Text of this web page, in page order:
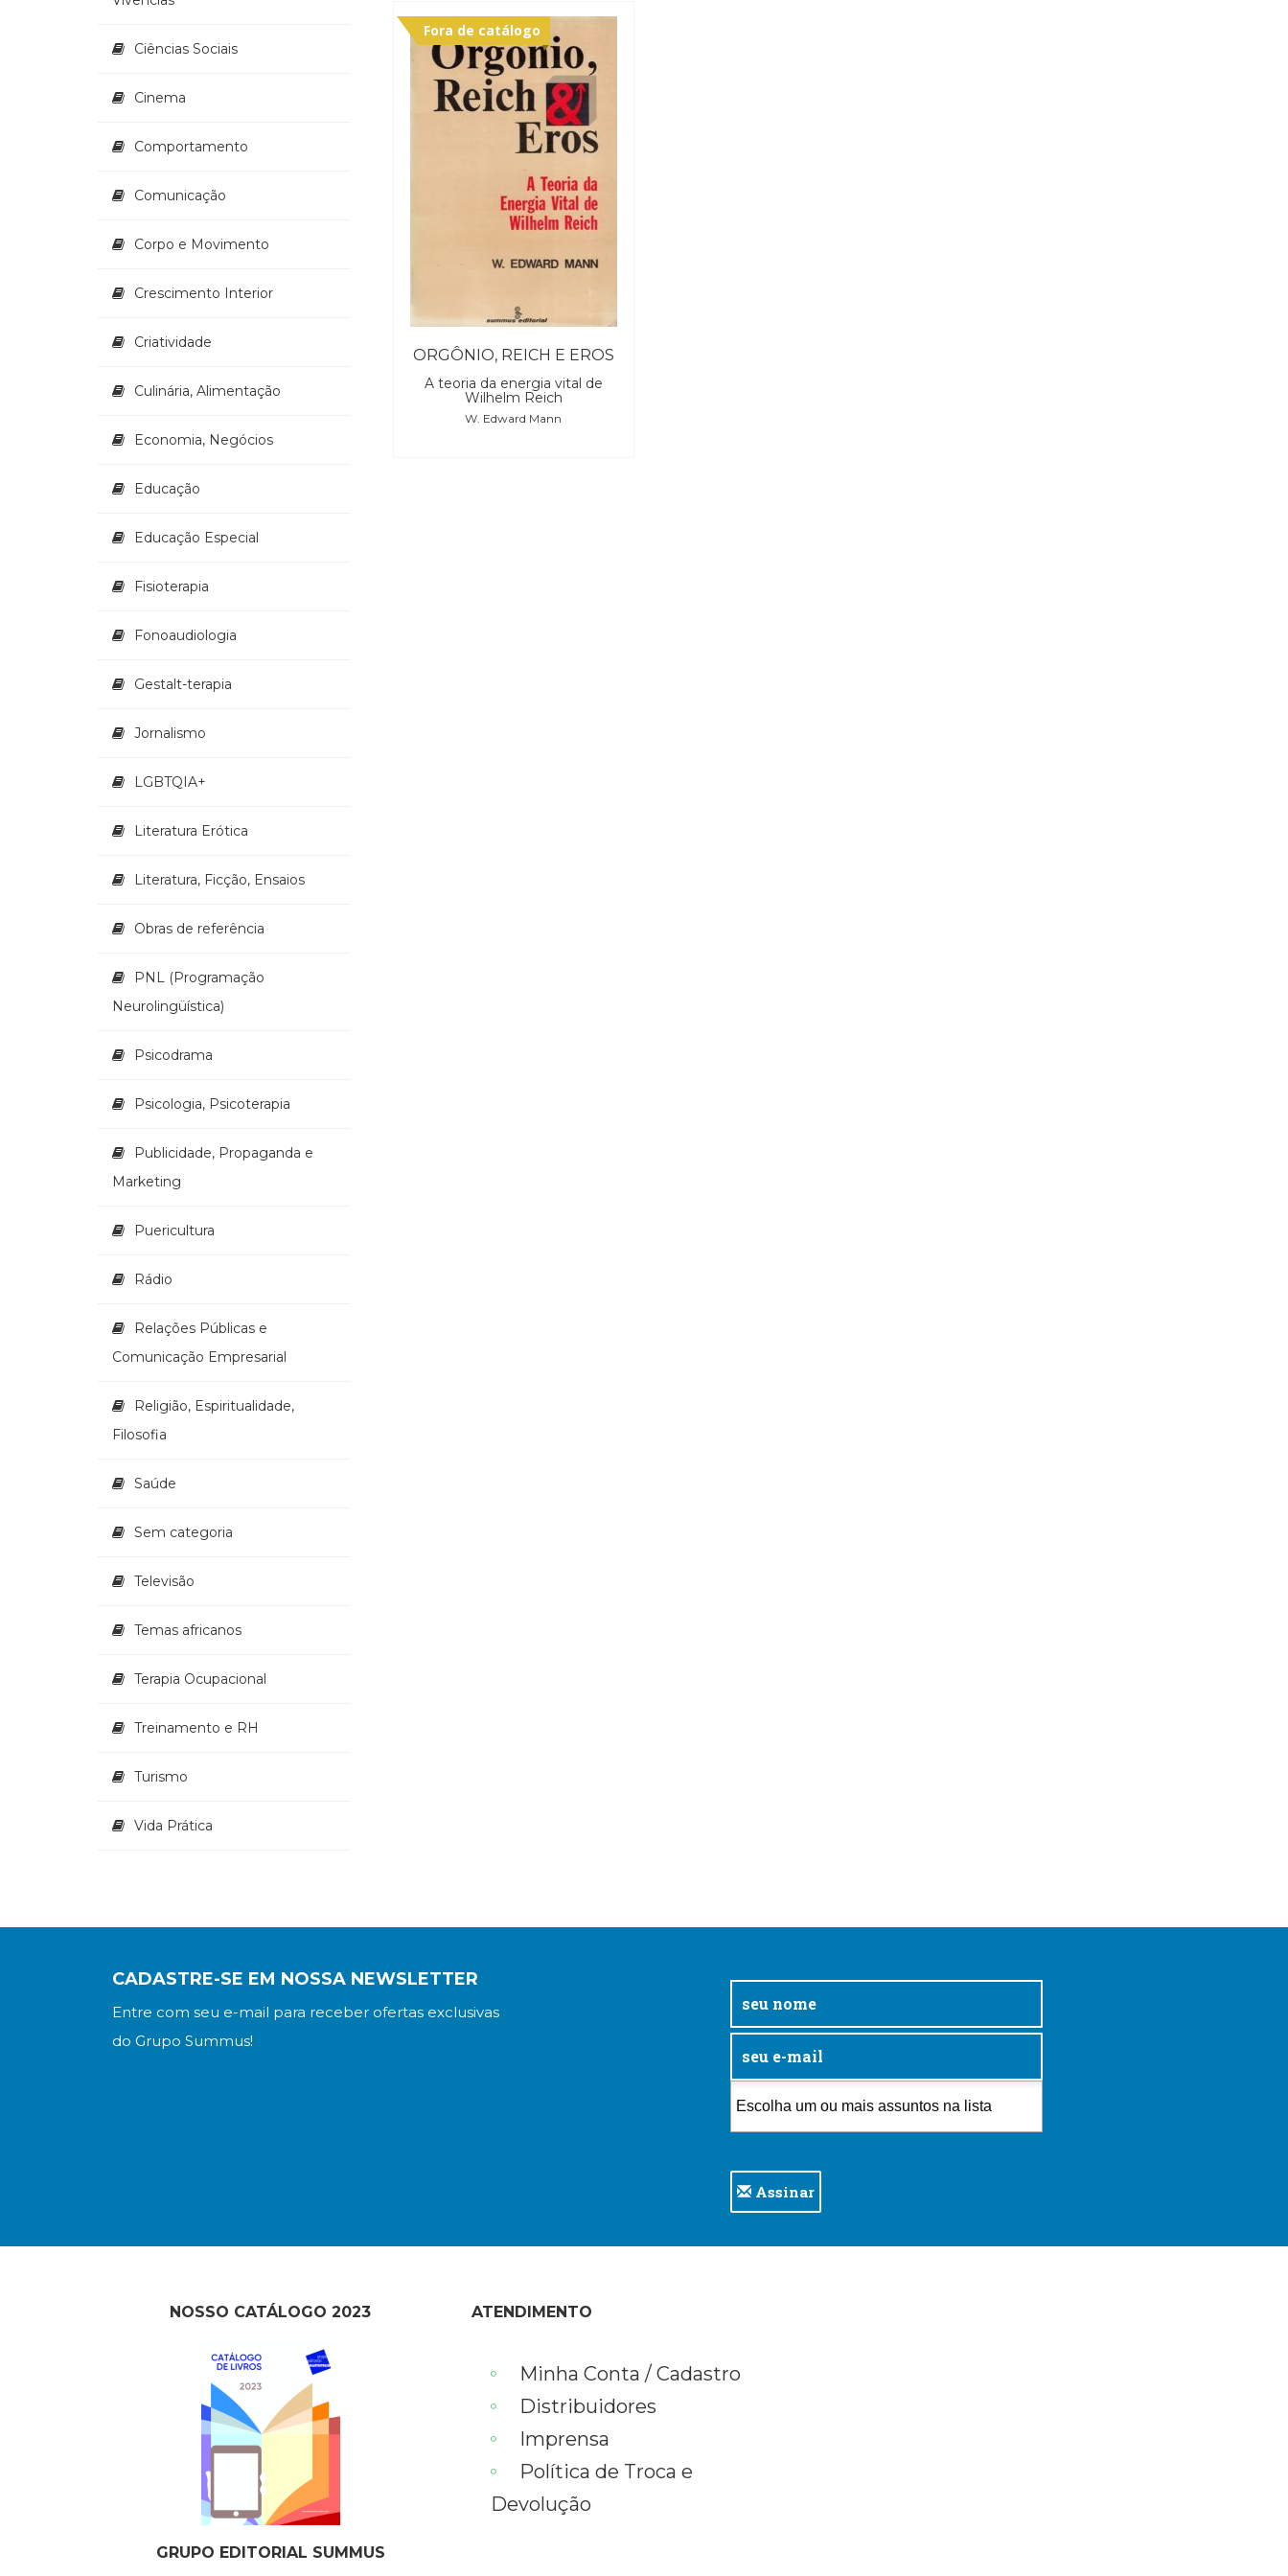
Fora de catálogo
ORGÔNIO, REICH E EROS
A teoria da energia vital de
Wilhelm Reich
W. Edward Mann
Ciências Sociais
Cinema
Comportamento
Comunicação
Corpo e Movimento
Crescimento Interior
Criatividade
Culinária, Alimentação
Economia, Negócios
Educação
Educação Especial
Fisioterapia
Fonoaudiologia
Gestalt-terapia
Jornalismo
LGBTQIA+
Literatura Erótica
Literatura, Ficção, Ensaios
Obras de referência
PNL (Programação
Neurolingüística)
Psicodrama
Psicologia, Psicoterapia
Publicidade, Propaganda e
Marketing
Puericultura
Rádio
Relações Públicas e
Comunicação Empresarial
Religião, Espiritualidade,
Filosofia
Saúde
Sem categoria
Televisão
Temas africanos
Terapia Ocupacional
Treinamento e RH
Turismo
Vida Prática
CADASTRE-SE EM NOSSA NEWSLETTER
Entre com seu e-mail para receber ofertas exclusivas
do Grupo Summus!
Assinar
NOSSO CATÁLOGO 2023
GRUPO EDITORIAL SUMMUS
ATENDIMENTO
Minha Conta / Cadastro
Distribuidores
Imprensa
Política de Troca e
Devolução